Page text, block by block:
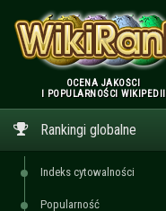
WikiRank
OCENA JAKOŚCI
I POPULARNOŚCI WIKIPEDII
Rankingi globalne
Indeks cytowalności
Popularność